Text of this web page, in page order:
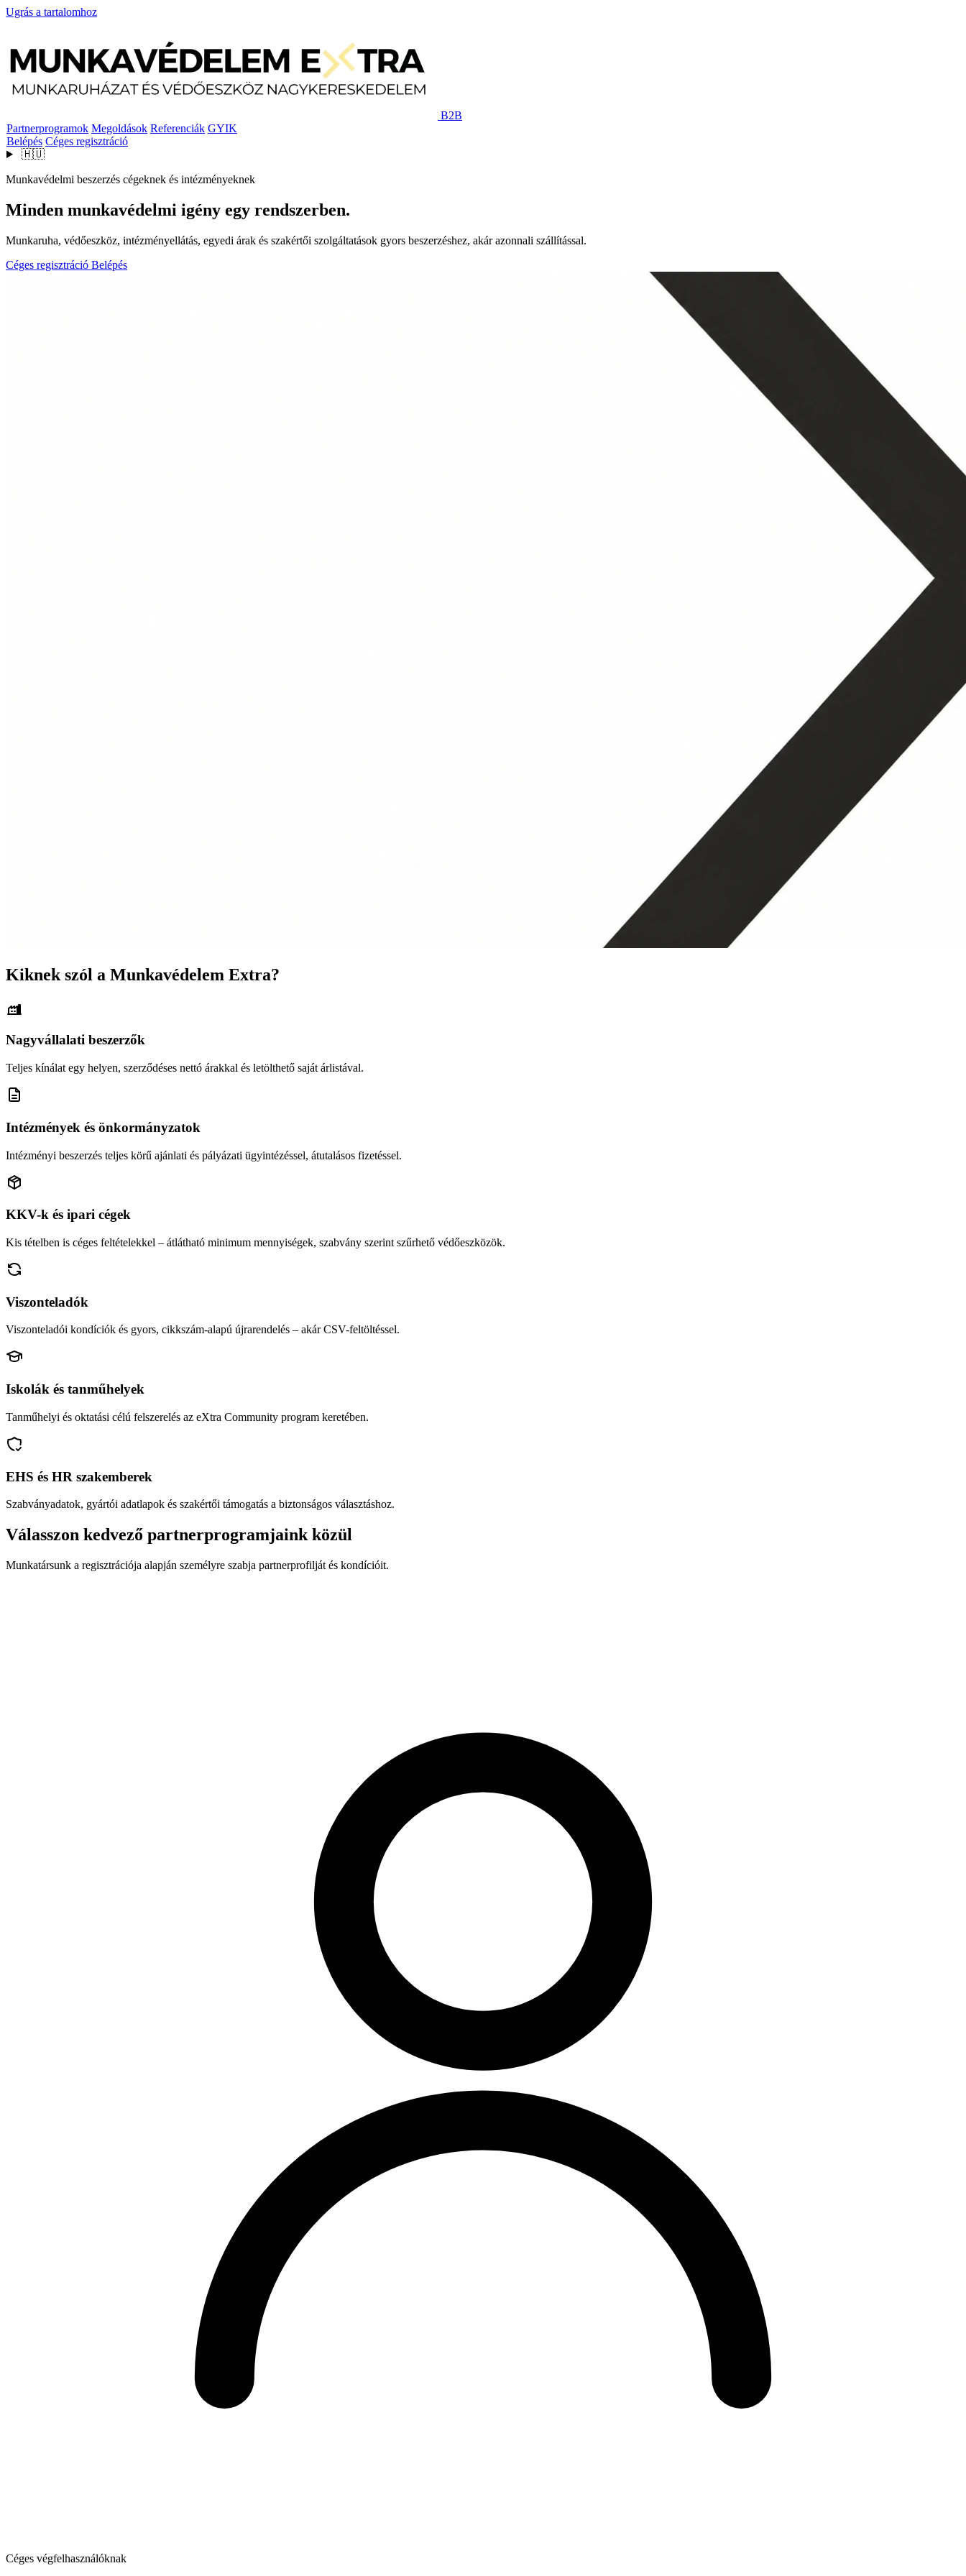
Ugrás a tartalomhoz
B2B
Partnerprogramok Megoldások Referenciák GYIK
Belépés Céges regisztráció
🇭🇺
Munkavédelmi beszerzés cégeknek és intézményeknek
Minden munkavédelmi igény egy rendszerben.
Munkaruha, védőeszköz, intézményellátás, egyedi árak és szakértői szolgáltatások gyors beszerzéshez, akár azonnali szállítással.
Céges regisztráció Belépés
Kiknek szól a Munkavédelem Extra?
Nagyvállalati beszerzők
Teljes kínálat egy helyen, szerződéses nettó árakkal és letölthető saját árlistával.
Intézmények és önkormányzatok
Intézményi beszerzés teljes körű ajánlati és pályázati ügyintézéssel, átutalásos fizetéssel.
KKV-k és ipari cégek
Kis tételben is céges feltételekkel – átlátható minimum mennyiségek, szabvány szerint szűrhető védőeszközök.
Viszonteladók
Viszonteladói kondíciók és gyors, cikkszám-alapú újrarendelés – akár CSV-feltöltéssel.
Iskolák és tanműhelyek
Tanműhelyi és oktatási célú felszerelés az eXtra Community program keretében.
EHS és HR szakemberek
Szabványadatok, gyártói adatlapok és szakértői támogatás a biztonságos választáshoz.
Válasszon kedvező partnerprogramjaink közül
Munkatársunk a regisztrációja alapján személyre szabja partnerprofilját és kondícióit.
Céges végfelhasználóknak